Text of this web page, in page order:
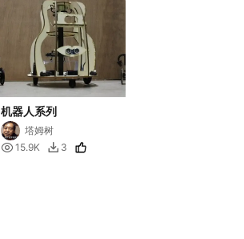
机器人系列
塔姆树
 15.9K  3